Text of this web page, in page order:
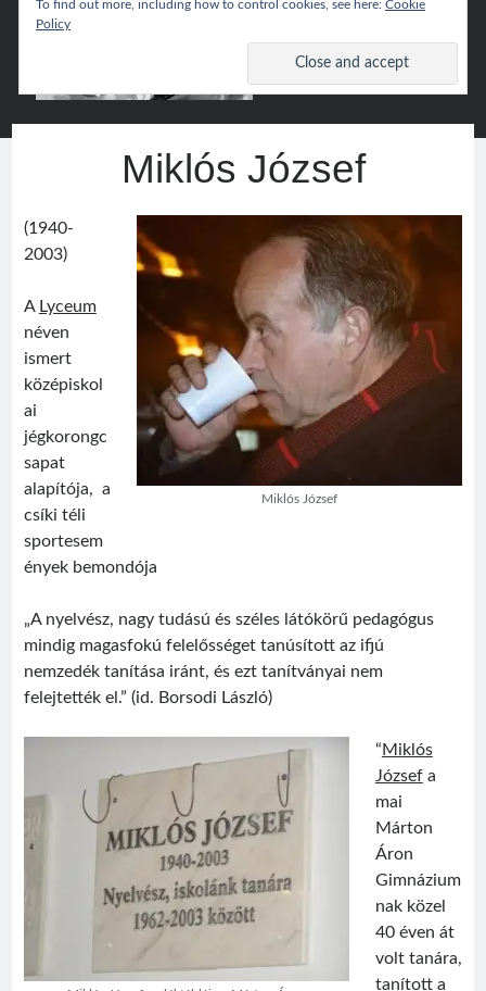
Wiki
open
Sidebar
Népszerű
Csíki Hoki Wiki
Google Translate
To find out more, including how to control cookies, see here: Cookie
Policy
Visit Sântimbru BăiÉrdekességek egy székely nagyközség múltjából
Friss bejegyzések
Román válogatott 1987
Jégországban
Román válogatott 2007
Miklós József
Miklós József
(1940-
2003)
A Lyceum
néven
ismert
középiskol
ai
jégkorongc
sapat
alapítója, a
csíki téli
sportesem
ények bemondója
„A nyelvész, nagy tudású és széles látókörű pedagógus
mindig magasfokú felelősséget tanúsított az ifjú
nemzedék tanítása iránt, és ezt tanítványai nem
felejtették el.” (id. Borsodi László)
“Miklós
Józsefa
mai
Márton
Áron
Gimnázium
nak közel
40 éven át
volt tanára,
tanított a